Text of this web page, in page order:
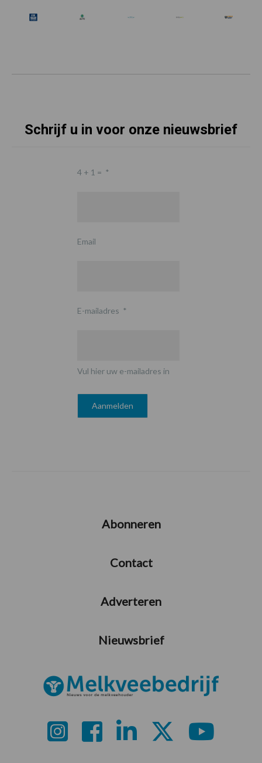
Schrijf u in voor onze nieuwsbrief
4 + 1 = *
Email
E-mailadres *
Vul hier uw e-mailadres in
Abonneren
Contact
Adverteren
Nieuwsbrief